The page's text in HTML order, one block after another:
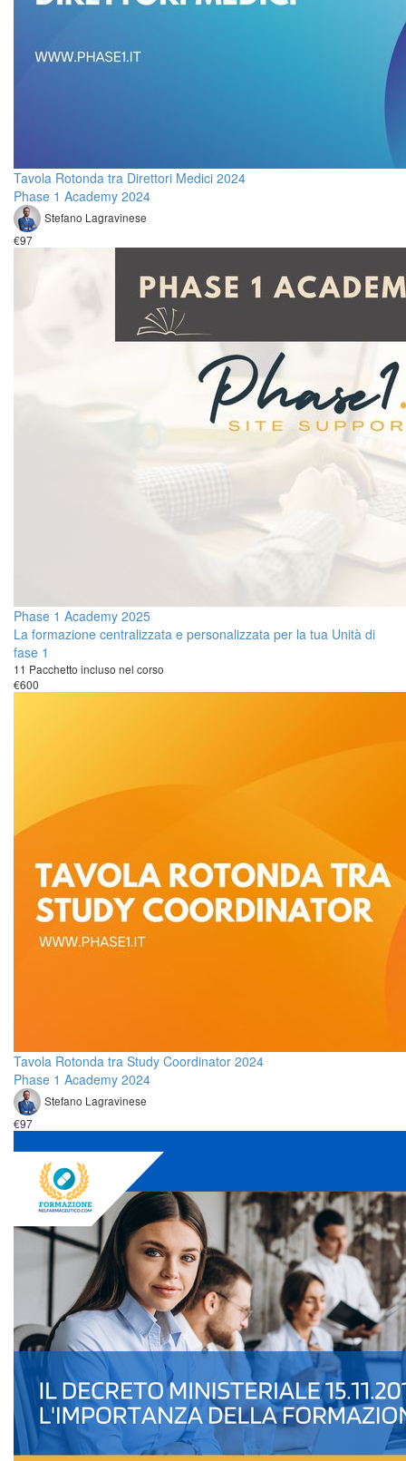
Tavola Rotonda tra Direttori Medici 2024
Phase 1 Academy 2024
Stefano Lagravinese
€97
Phase 1 Academy 2025
La formazione centralizzata e personalizzata per la tua Unità di
fase 1
11 Pacchetto incluso nel corso
€600
Tavola Rotonda tra Study Coordinator 2024
Phase 1 Academy 2024
Stefano Lagravinese
€97